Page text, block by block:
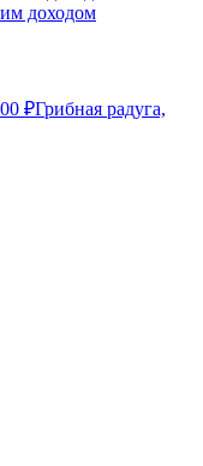
доходом
₽Грибная радуга,